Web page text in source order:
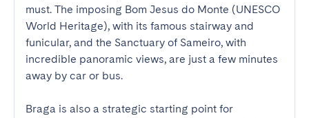
must. The imposing Bom Jesus do Monte (UNESCO
World Heritage), with its famous stairway and
funicular, and the Sanctuary of Sameiro, with
incredible panoramic views, are just a few minutes
away by car or bus.
Braga is also a strategic starting point for